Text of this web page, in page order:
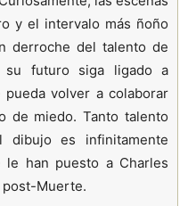
y el intervalo más ñoño
derroche del talento de
su futuro siga ligado a
volver a colaborar
de miedo. Tanto talento
dibujo es infinitamente
han puesto a Charles
post-Muerte.